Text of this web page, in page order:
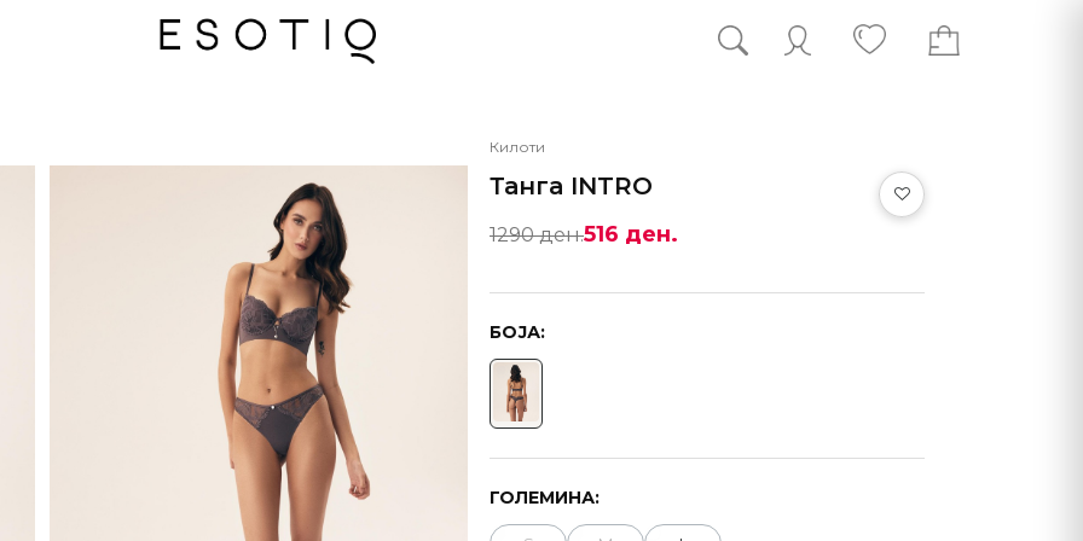
Килоти
Танга INTRO
1290 ден.516 ден.
БОЈА:
ГОЛЕМИНА: